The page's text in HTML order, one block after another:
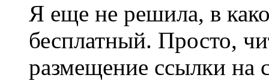
Я еще не решила, в
бесплатный. Просто,
размещение ссылки на